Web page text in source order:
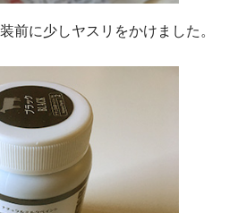
前に少しヤスリをかけました。